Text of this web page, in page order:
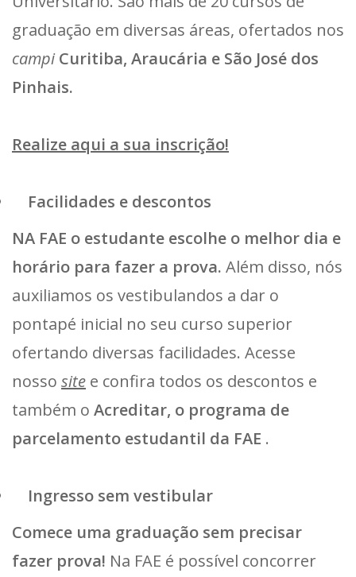
graduação em diversas áreas, ofertados nos
campi Curitiba, Araucária e São José dos
Pinhais.
Realize aqui a sua inscrição!
Facilidades e descontos
NA FAE o estudante escolhe o melhor dia e
horário para fazer a prova. Além disso, nós
auxiliamos os vestibulandos a dar o
pontapé inicial no seu curso superior
ofertando diversas facilidades. Acesse
nosso site e confira todos os descontos e
também o Acreditar, o programa de
parcelamento estudantil da FAE .
Ingresso sem vestibular
Comece uma graduação sem precisar
fazer prova! Na FAE é possível concorrer